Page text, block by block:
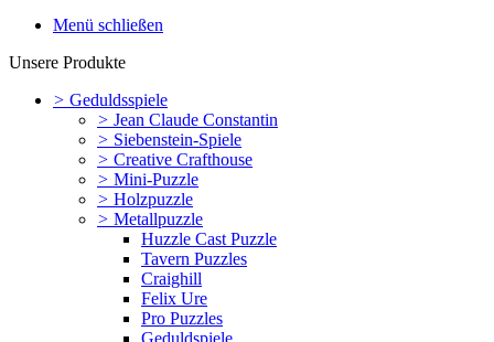
Menü schließen
Unsere Produkte
> Geduldsspiele
> Jean Claude Constantin
> Siebenstein-Spiele
> Creative Crafthouse
> Mini-Puzzle
> Holzpuzzle
> Metallpuzzle
Huzzle Cast Puzzle
Tavern Puzzles
Craighill
Felix Ure
Pro Puzzles
Geduldspiele